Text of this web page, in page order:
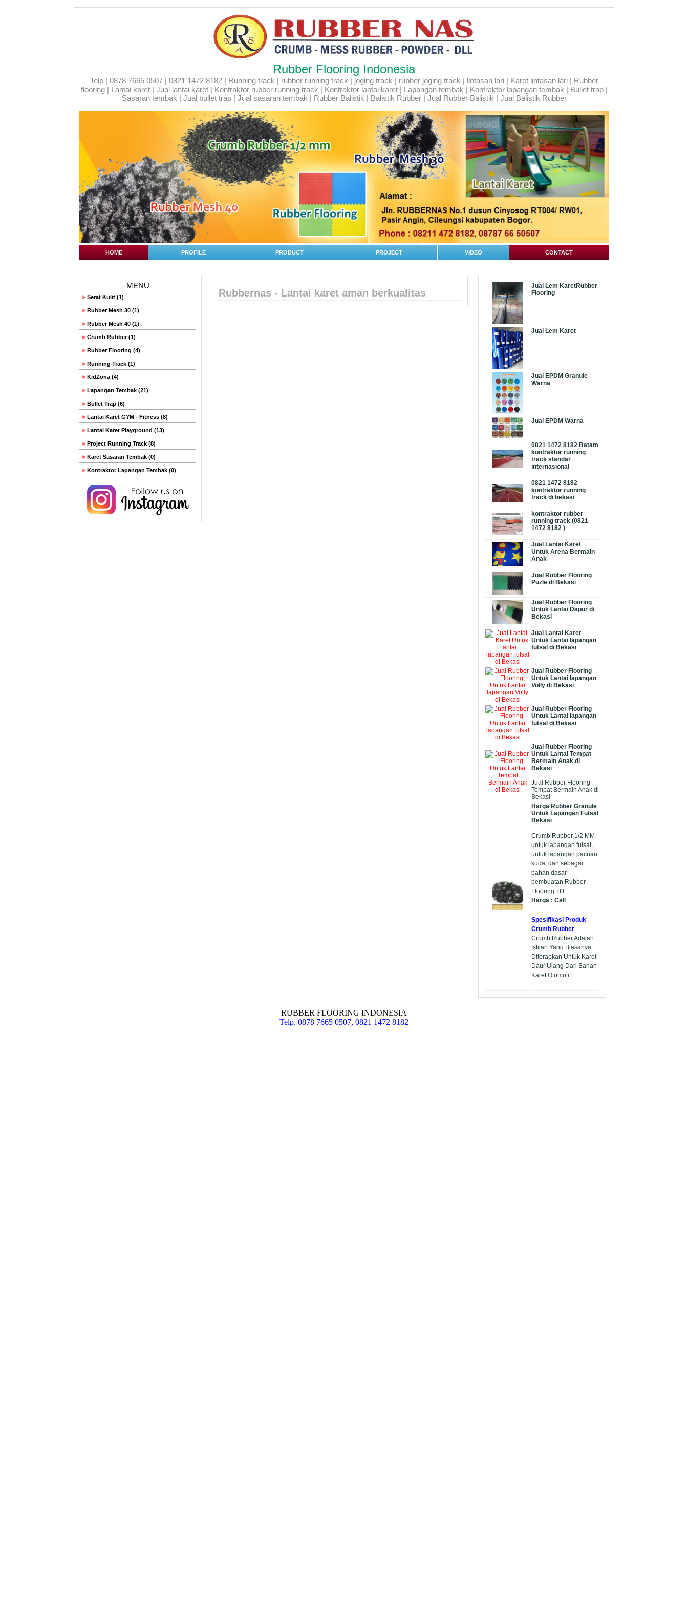
Rubber Flooring Indonesia
Telp | 0878 7665 0507 | 0821 1472 8182 | Running track | rubber running track | joging track | rubber joging track | lintasan lari | Karet lintasan lari | Rubber
flooring | Lantai karet | Jual lantai karet | Kontraktor rubber running track | Kontraktor lantai karet | Lapangan tembak | Kontraktor lapangan tembak | Bullet trap |
Sasaran tembak | Jual bullet trap | Jual sasaran tembak | Rubber Balistik | Balistik Rubber | Jual Rubber Balistik | Jual Balistik Rubber
HOME PROFILE PRODUCT PROJECT VIDEO CONTACT
MENU
Serat Kulit (1)
Rubber Mesh 30 (1)
Rubber Mesh 40 (1)
Crumb Rubber (1)
Rubber Flooring (4)
Running Track (1)
KidZona (4)
Lapangan Tembak (21)
Bullet Trap (6)
Lantai Karet GYM - Fitness (8)
Lantai Karet Playground (13)
Project Running Track (8)
Karet Sasaran Tembak (0)
Kontraktor Lapangan Tembak (0)
Rubbernas - Lantai karet aman berkualitas
Jual Lem KaretRubber
Flooring
Jual Lem Karet
Jual EPDM Granule
Warna
Jual EPDM Warna
0821 1472 8182 Batam
kontraktor running
track standar
internasional
0821 1472 8182
kontraktor running
track di bekasi
kontraktor rubber
running track (0821
1472 8182 )
Jual Lantai Karet
Untuk Arena Bermain
Anak
Jual Rubber Flooring
Puzle di Bekasi
Jual Rubber Flooring
Untuk Lantai Dapur di
Bekasi
Jual Lantai Karet
Untuk Lantai lapangan
futsal di Bekasi
Jual Rubber Flooring
Untuk Lantai lapangan
Volly di Bekasi
Jual Rubber Flooring
Untuk Lantai lapangan
futsal di Bekasi
Jual Rubber Flooring
Untuk Lantai Tempat
Bermain Anak di
Bekasi
Jual Rubber Flooring
Tempat Bermain Anak di
Bekasi
Harga Rubber Granule
Untuk Lapangan Futsal
Bekasi
Crumb Rubber 1/2 MM
untuk lapangan futsal,
untuk lapangan pacuan
kuda, dan sebagai
bahan dasar
pembuatan Rubber
Flooring, dll.
Harga : Call
Spesifikasi Produk
Crumb Rubber
Crumb Rubber Adalah
Istilah Yang Biasanya
Diterapkan Untuk Karet
Daur Ulang Dari Bahan
Karet Otomotif.
RUBBER FLOORING INDONESIA
Telp. 0878 7665 0507, 0821 1472 8182